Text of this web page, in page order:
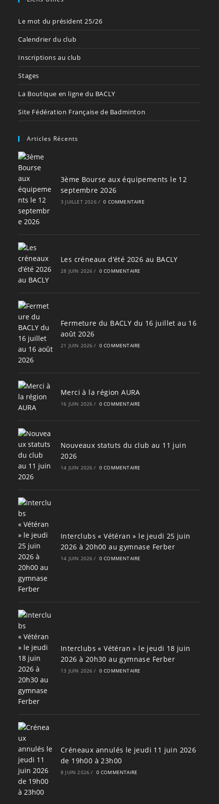
Le mot du président 25/26
Calendrier du club
Inscriptions au club
Stages
La Boutique en ligne du BACLY
Site Fédération Française de Badminton
Articles Récents
3ème Bourse aux équipements le 12
septembre 2026
3 JUILLET 2026 / 0 COMMENTAIRE
Les créneaux d’été 2026 au BACLY
28 JUIN 2026 / 0 COMMENTAIRE
Fermeture du BACLY du 16 juillet au 16
août 2026
21 JUIN 2026 / 0 COMMENTAIRE
Merci à la région AURA
16 JUIN 2026 / 0 COMMENTAIRE
Nouveaux statuts du club au 11 juin
2026
14 JUIN 2026 / 0 COMMENTAIRE
Interclubs « Vétéran » le jeudi 25 juin
2026 à 20h00 au gymnase Ferber
14 JUIN 2026 / 0 COMMENTAIRE
Interclubs « Vétéran » le jeudi 18 juin
2026 à 20h30 au gymnase Ferber
13 JUIN 2026 / 0 COMMENTAIRE
Créneaux annulés le jeudi 11 juin 2026
de 19h00 à 23h00
8 JUIN 2026 / 0 COMMENTAIRE